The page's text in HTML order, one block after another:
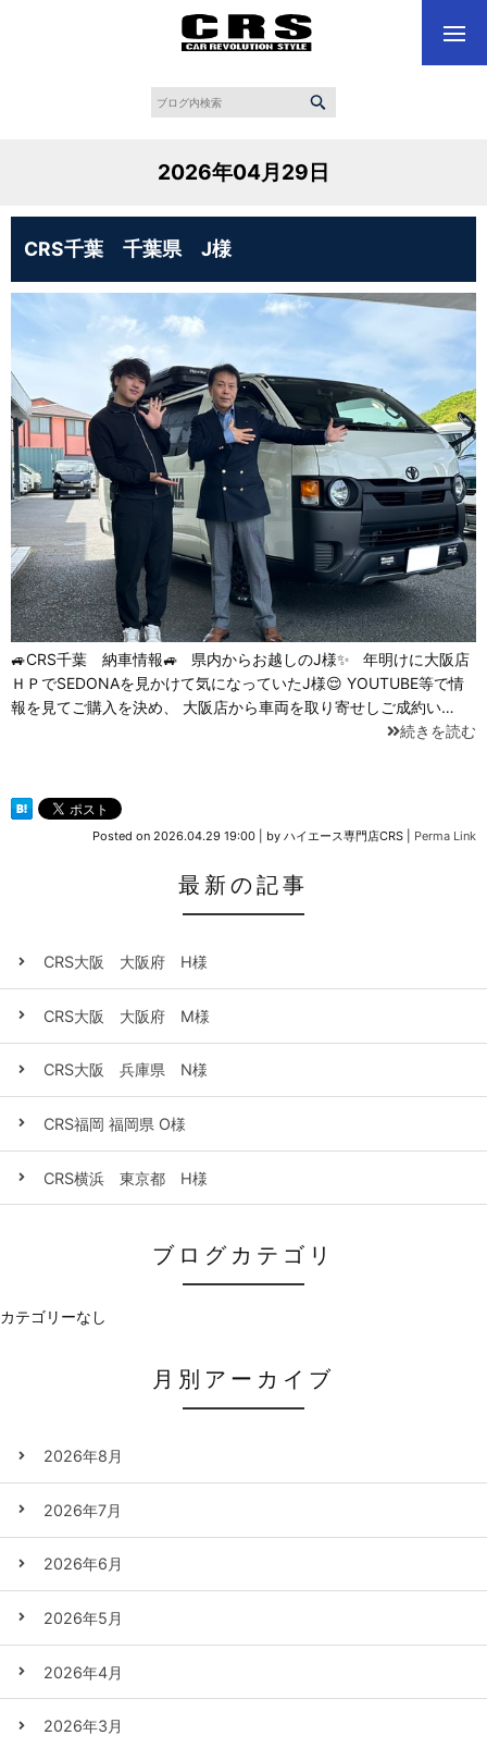
2026年04月29日
CRS千葉 千葉県 J様
🚙CRS千葉 納車情報🚙 県内からお越しのJ様✨ 年明けに大阪店
ＨＰでSEDONAを見かけて気になっていたJ様😌 YOUTUBE等で情
報を見てご購入を決め、 大阪店から車両を取り寄せしご成約い…
続きを読む
Posted on 2026.04.29 19:00 by ハイエース専門店CRS Perma Link
最新の記事
CRS大阪 大阪府 H様
CRS大阪 大阪府 M様
CRS大阪 兵庫県 N様
CRS福岡 福岡県 O様
CRS横浜 東京都 H様
ブログカテゴリ
カテゴリーなし
月別アーカイブ
2026年8月
2026年7月
2026年6月
2026年5月
2026年4月
2026年3月